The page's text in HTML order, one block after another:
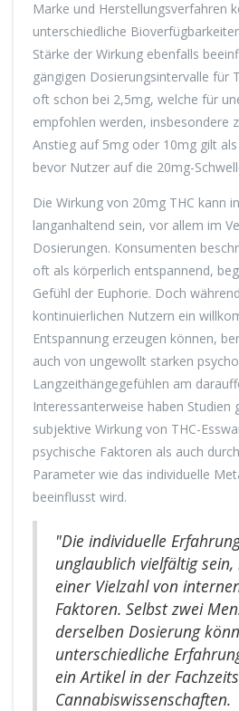
Marke und Herstellungsverfahren
unterschiedliche
Stärke der Wirkung ebenfalls
gängigen Dosierungsintervalle für
oft schon bei 2,5mg, welche für
empfohlen werden, insbesondere
Anstieg auf 5mg oder 10mg gilt
bevor Nutzer auf die 20mg-
Die Wirkung von 20mg THC kann
langanhaltend sein, vor allem im
Dosierungen. Konsumenten
oft als körperlich entspannend,
Gefühl der Euphorie. Doch
kontinuierlichen Nutzern ein
Entspannung erzeugen können,
auch von ungewollt starken
Langzeithängegefühlen am
Interessanterweise haben Studien
subjektive Wirkung von THC-
psychische Faktoren als auch
Parameter wie das individuelle
beeinflusst wird.
"Die individuelle
unglaublich vielfältig
einer Vielzahl von
Faktoren. Selbst zwei
derselben Dosierung
unterschiedliche
ein Artikel in der
Cannabiswissenschaften.